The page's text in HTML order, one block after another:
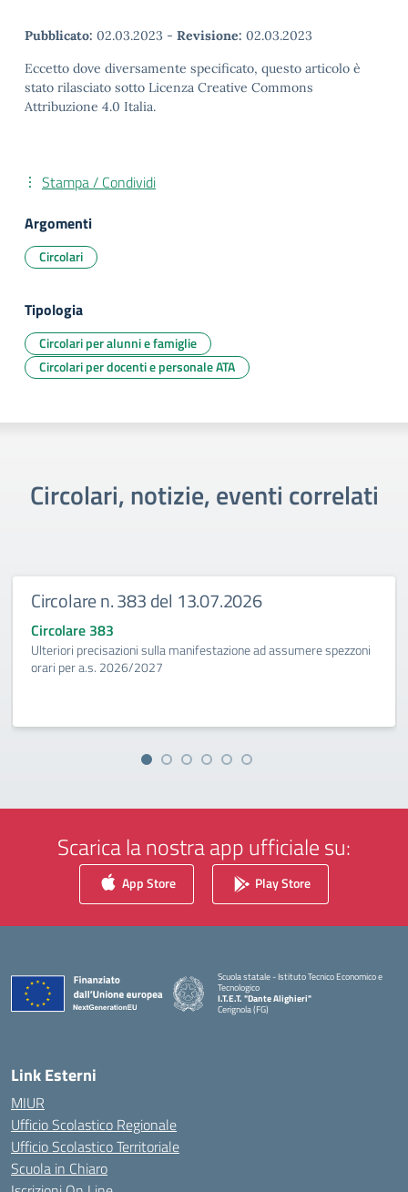
Pubblicato: 02.03.2023 - Revisione: 02.03.2023
Eccetto dove diversamente specificato, questo articolo è
stato rilasciato sotto Licenza Creative Commons
Attribuzione 4.0 Italia.
Stampa / Condividi
Argomenti
Circolari
Tipologia
Circolari per alunni e famiglie
Circolari per docenti e personale ATA
Circolari, notizie, eventi correlati
Circolare n. 383 del 13.07.2026
Circolare 383
Ulteriori precisazioni sulla manifestazione ad assumere spezzoni
orari per a.s. 2026/2027
Scarica la nostra app ufficiale su:
App Store Play Store
Scuola statale - Istituto Tecnico Economico e
Tecnologico
I.T.E.T. "Dante Alighieri"
Cerignola (FG)
— Visita la pagina iniziale della scuola
Link Esterni
MIUR
Ufficio Scolastico Regionale
Ufficio Scolastico Territoriale
Scuola in Chiaro